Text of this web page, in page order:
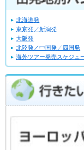
北海道発
東京発／新潟発
大阪発
北陸発／中国発／四国発
海外ツアー発売スケジュ